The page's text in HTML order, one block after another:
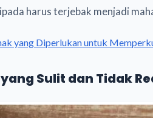
harus terjebak menjadi
yang Diperlukan untuk
Sulit dan Tidak